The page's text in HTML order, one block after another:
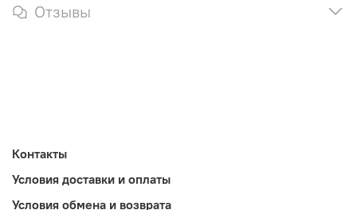
Отзывы
Контакты
Условия доставки и оплаты
Условия обмена и возврата